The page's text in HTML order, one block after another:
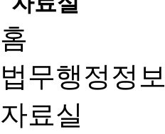
홈
법무행정정보
자료실